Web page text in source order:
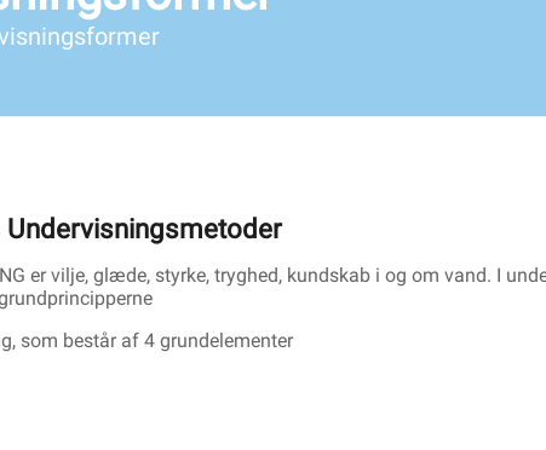
er vilje, glæde, styrke, tryghed, kundskab i og om vand. I
som består af 4 grundelementer